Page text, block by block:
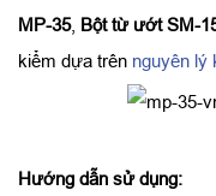
MP-35, Bột từ ướt SM-
kiểm dựa trên nguyên lý
Hướng dẫn sử dụng: